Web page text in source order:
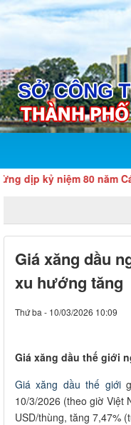
niệm 80 năm Cách
Giá xăng dầu
xu hướng tăng
Thứ ba - 10/03/2026 10:09
Giá xăng dầu thế giới
Giá xăng dầu thế giới
10/3/2026 (theo giờ Việt
USD/thùng, tăng 7,47%